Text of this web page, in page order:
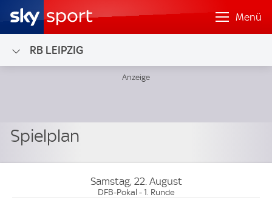
Menü
RB LEIPZIG
Samstag, 22. August
DFB-Pokal - 1. Runde